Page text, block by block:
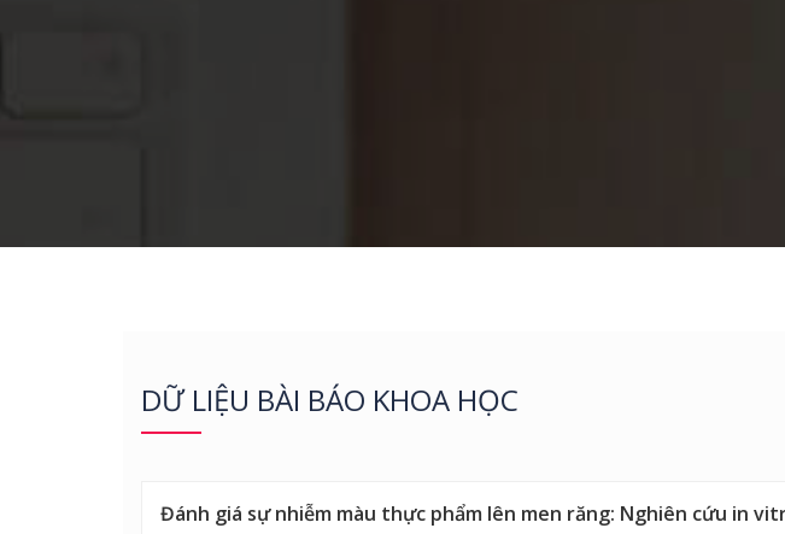
DỮ LIỆU BÀI BÁO KHOA HỌC
Đánh giá sự nhiễm màu thực phẩm lên men răng: Nghiên cứu in